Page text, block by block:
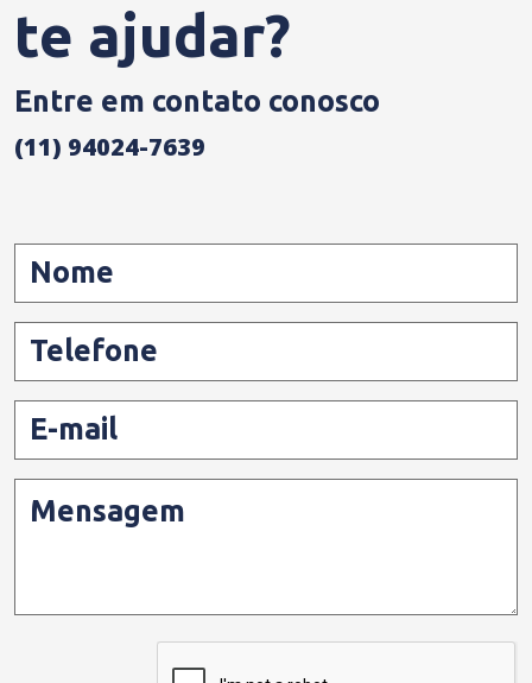
te ajudar?
Entre em contato conosco
(11) 94024-7639
Nome
Telefone
E-mail